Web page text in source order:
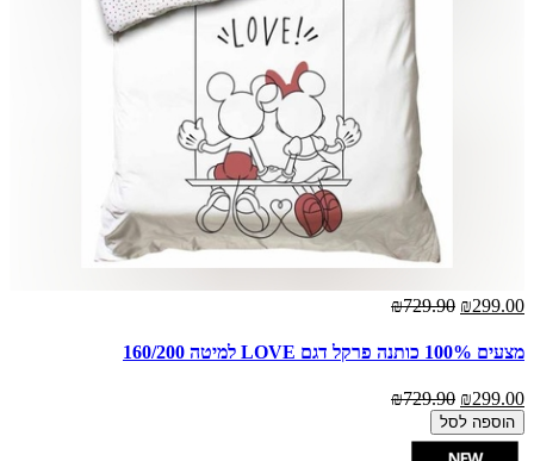
₪299.00
₪729.90
מצעים 100% כותנה פרקל דגם LOVE למיטה 160/200
₪299.00
₪729.90
הוספה לסל